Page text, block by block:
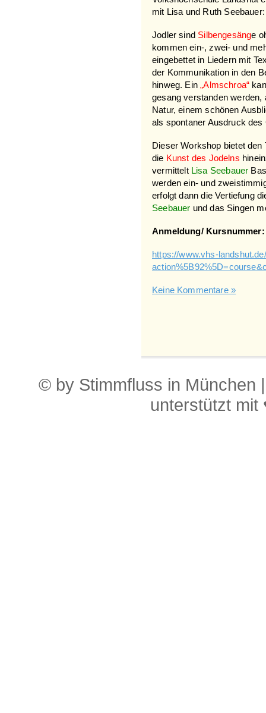
mit Lisa und Ruth Seebauer:
Jodler sind Silbengesänge
kommen ein-, zwei- und
eingebettet in Liedern mit
der Kommunikation in den
hinweg. Ein„Almschroa“
gesang verstanden
Natur, einem schönen
als spontaner Ausdruck
Dieser Workshop bietet
die Kunst des Jodelns
vermittelt Lisa Seebauer
werden ein- und
erfolgt dann die Vertiefung
Seebauer und das Singen
Anmeldung/ Kursnummer:
https://www.vhs-
Keine Kommentare »
© by Stimmfluss in München
unterstützt